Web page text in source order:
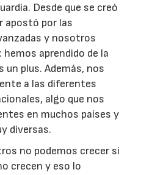
Desde que se creó
apostó por las
y nosotros
aprendido de la
un plus. Además, nos
a las diferentes
algo que nos
en muchos países y
diversas.
no podemos crecer si
crecen y eso lo